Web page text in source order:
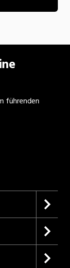
führenden